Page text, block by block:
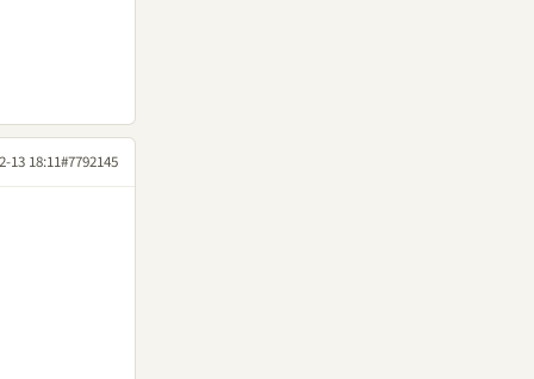
13 18:11#7792145